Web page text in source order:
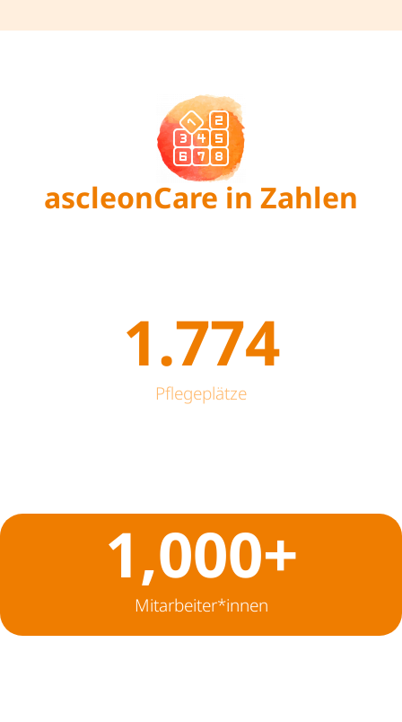
ascleonCare in Zahlen
Pflegeplätze
1.774
Mitarbeiter*innen
1,000+